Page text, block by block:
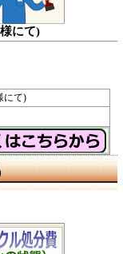
にて)
にて)